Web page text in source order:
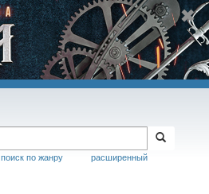
расширенный
поиск по жанру